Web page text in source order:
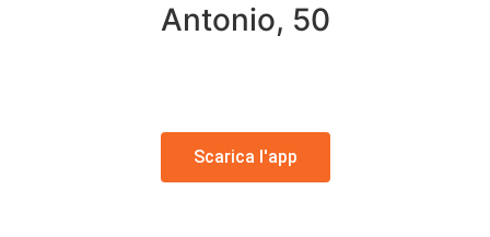
Antonio, 50
Scarica l'app